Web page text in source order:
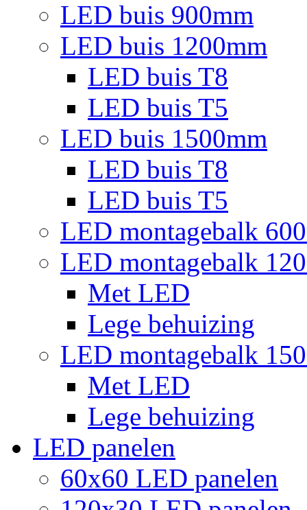
LED buis 900mm
LED buis 1200mm
LED buis T8
LED buis T5
LED buis 1500mm
LED buis T8
LED buis T5
LED montagebalk
LED montagebalk
Met LED
Lege behuizing
LED montagebalk
Met LED
Lege behuizing
LED panelen
60x60 LED panelen